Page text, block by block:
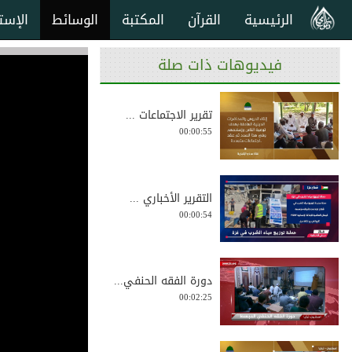
الوسائط المكتبة القرآن الرئيسية
فيديوهات ذات صلة
تقرير الاجتماعات ...
00:00:55
التقرير الأخباري ...
00:00:54
دورة الفقه الحنفي...
00:02:25